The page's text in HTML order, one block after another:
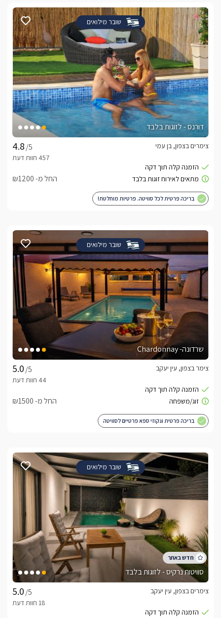
***בהתאם למצב הביטחוני כל ביטול יעשה בטלפון בתיאום מול
** ברגע שמזמינים סוויטה מיכאלה באון ליין, אין התחייבות ל1או 2 ,
ההזמנות הם ללא אישור מיידי -יש לברר תפוסה  ומחיר סופי מול
העלם המתחם.
לצפייה במדיניות ותנאי הזמנה -לחצו כאן
לידיעתכם, הפרטים המוצגים באתר: התפוסה המחירים והמבצעים
מעודכנים ומאומתים. תוכלו לבדוק ולבצע הזמנה באהבה רבה ♥
לפרטים נוספים או שאלות אנחנו פה לשירותכם
לצפייה באטרקציות ומסעדות בקרבת בל- סוויטות
יוקרה -לחצו כאן
שובר מילואים
דורנס - לזוגות בלבד
/5
צימרים בצפון, בן עמי
החל מ- ₪1200
בריכה פרטית לכל סוויטה. פרטיות מוחלטת!
שובר מילואים
שרדונה- Chardonnay
/5
צימר בצפון, עין יעקב
החל מ- ₪1500
בריכה פרטית וגקוזי ספא פרטיים לסוויטה
שובר מילואים
סוויטות נרקיס - לזוגות בלבד
/5
צימרים בצפון, עין יעקב